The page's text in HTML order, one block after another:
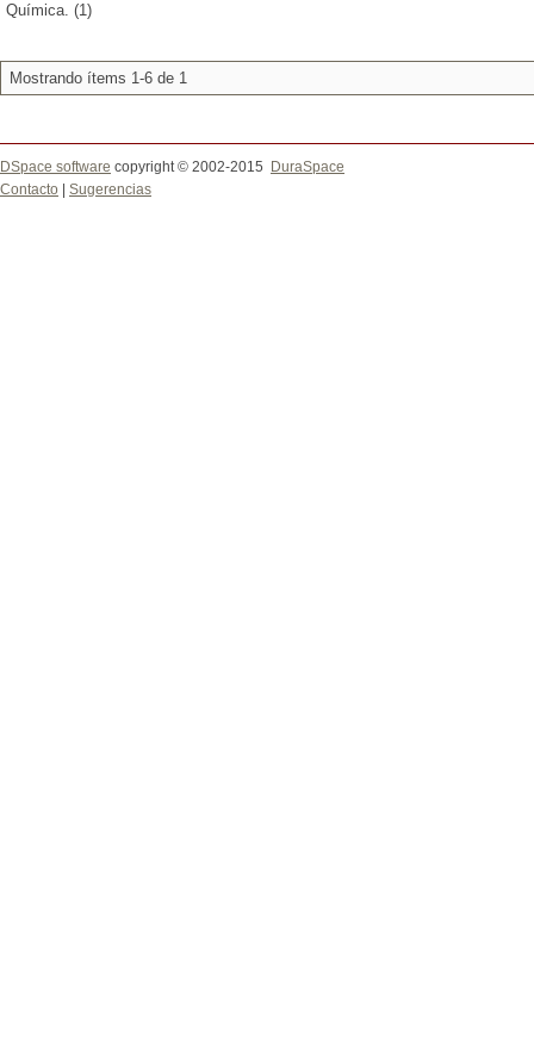
Química. (1)
Mostrando ítems 1-6 de 1
DSpace software copyright © 2002-2015
DuraSpace
Contacto
Sugerencias